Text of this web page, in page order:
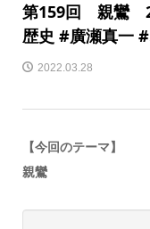
第159回 親鸞
歴史 #廣瀬真一
2022.03.28
【今回のテーマ】
親鸞